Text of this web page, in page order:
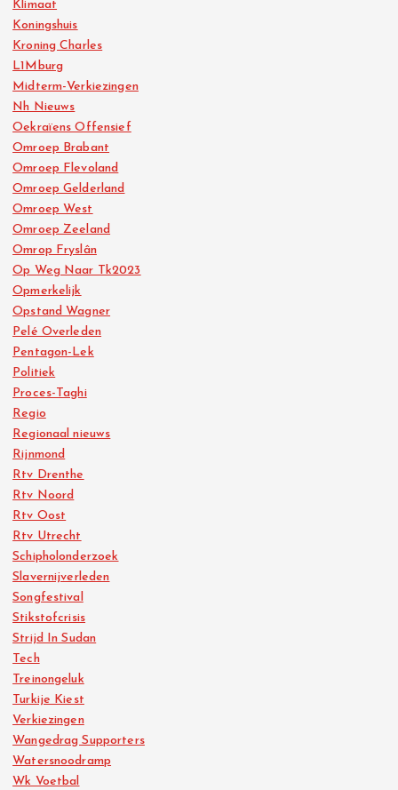
Klimaat
Koningshuis
Kroning Charles
L1Mburg
Midterm-Verkiezingen
Nh Nieuws
Oekraïens Offensief
Omroep Brabant
Omroep Flevoland
Omroep Gelderland
Omroep West
Omroep Zeeland
Omrop Fryslân
Op Weg Naar Tk2023
Opmerkelijk
Opstand Wagner
Pelé Overleden
Pentagon-Lek
Politiek
Proces-Taghi
Regio
Regionaal nieuws
Rijnmond
Rtv Drenthe
Rtv Noord
Rtv Oost
Rtv Utrecht
Schipholonderzoek
Slavernijverleden
Songfestival
Stikstofcrisis
Strijd In Sudan
Tech
Treinongeluk
Turkije Kiest
Verkiezingen
Wangedrag Supporters
Watersnoodramp
Wk Voetbal